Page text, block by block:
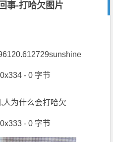
事-打哈欠图片
- 0 字节
人为什么会打哈欠
- 0 字节